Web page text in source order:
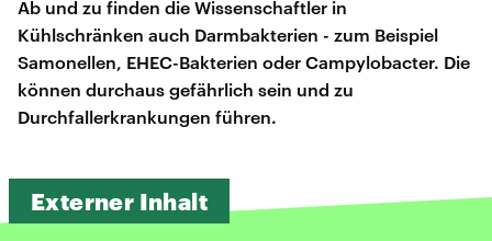
Ab und zu finden die Wissenschaftler in
Kühlschränken auch Darmbakterien - zum Beispiel
Samonellen, EHEC-Bakterien oder Campylobacter. Die
können durchaus gefährlich sein und zu
Durchfallerkrankungen führen.
Externer Inhalt